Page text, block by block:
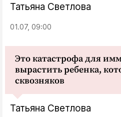
Татьяна Светлова
01.07, 09:00
Это катастрофа для
вырастить ребенка,
сквозняков
Татьяна Светлова